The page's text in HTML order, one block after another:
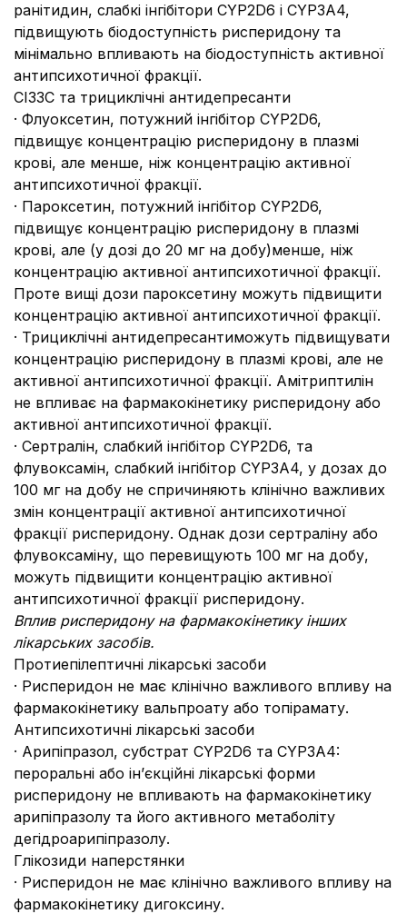
ранітидин, слабкі інгібітори CYP2D6 і CYP3А4,
підвищують біодоступність рисперидону та
мінімально впливають на біодоступність активної
антипсихотичної фракції.
СІЗЗС та трициклічні антидепресанти
· Флуоксетин, потужний інгібітор CYP2D6,
підвищує концентрацію рисперидону в плазмі
крові, але менше, ніж концентрацію активної
антипсихотичної фракції.
· Пароксетин, потужний інгібітор CYP2D6,
підвищує концентрацію рисперидону в плазмі
крові, але (у дозі до 20 мг на добу)менше, ніж
концентрацію активної антипсихотичної фракції.
Проте вищі дози пароксетину можуть підвищити
концентрацію активної антипсихотичної фракції.
· Трициклічні антидепресантиможуть підвищувати
концентрацію рисперидону в плазмі крові, але не
активної антипсихотичної фракції. Амітриптилін
не впливає на фармакокінетику рисперидону або
активної антипсихотичної фракції.
· Сертралін, слабкий інгібітор CYP2D6, та
флувоксамін, слабкий інгібітор CYP3А4, у дозах до
100 мг на добу не спричиняють клінічно важливих
змін концентрації активної антипсихотичної
фракції рисперидону. Однак дози сертраліну або
флувоксаміну, що перевищують 100 мг на добу,
можуть підвищити концентрацію активної
антипсихотичної фракції рисперидону.
Вплив рисперидону на фармакокінетику інших
лікарських засобів.
Протиепілептичні лікарські засоби
· Рисперидон не має клінічно важливого впливу на
фармакокінетику вальпроату або топірамату.
Антипсихотичні лікарські засоби
· Арипіпразол, субстрат CYP2D6 та CYP3А4:
пероральні або ін’єкційні лікарські форми
рисперидону не впливають на фармакокінетику
арипіпразолу та його активного метаболіту
дегідроарипіпразолу.
Глікозиди наперстянки
· Рисперидон не має клінічно важливого впливу на
фармакокінетику дигоксину.